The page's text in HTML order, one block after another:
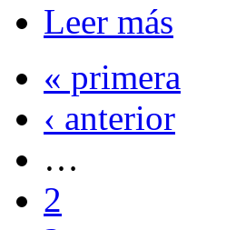
Leer más
« primera
‹ anterior
…
2